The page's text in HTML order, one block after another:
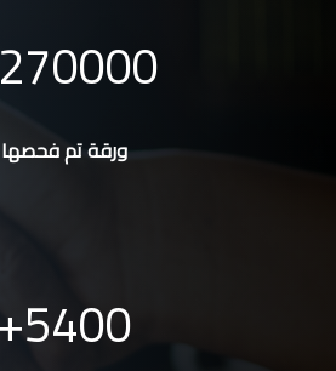
270000
ورقة تم فحصها
5400